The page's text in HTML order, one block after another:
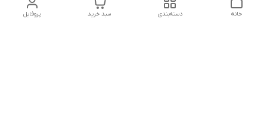
پروفایل سبد خرید دسته‌بندی خانه